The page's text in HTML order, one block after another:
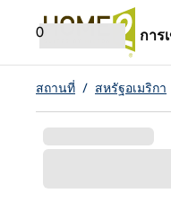
0
การ
เปิดแท็
สถานที่ / สหรัฐอเมริกา